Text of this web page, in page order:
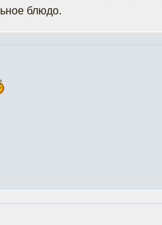
блюдо.